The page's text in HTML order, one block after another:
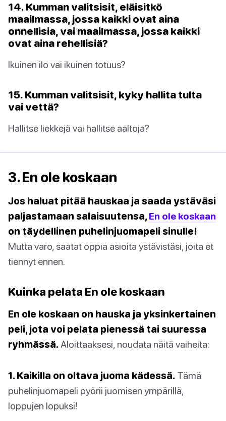
14. Kumman valitsisit, eläisitkö
maailmassa, jossa kaikki ovat aina
onnellisia, vai maailmassa, jossa kaikki
ovat aina rehellisiä?
Ikuinen ilo vai ikuinen totuus?
15. Kumman valitsisit, kyky hallita tulta
vai vettä?
Hallitse liekkejä vai hallitse aaltoja?
3. En ole koskaan
Jos haluat pitää hauskaa ja saada ystäväsi
paljastamaan salaisuutensa, En ole koskaan
on täydellinen puhelinjuomapeli sinulle!
Mutta varo, saatat oppia asioita ystävistäsi, joita et
tiennyt ennen.
Kuinka pelata En ole koskaan
En ole koskaan on hauska ja yksinkertainen
peli, jota voi pelata pienessä tai suuressa
ryhmässä. Aloittaaksesi, noudata näitä vaiheita:
1. Kaikilla on oltava juoma kädessä. Tämä
puhelinjuomapeli pyörii juomisen ympärillä,
loppujen lopuksi!